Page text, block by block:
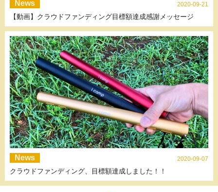
News 2020-09-21
【動画】クラウドファンディング目標額達成感謝メッセージ
News 2020-09-07
クラウドファンディング、目標額達成しました！！